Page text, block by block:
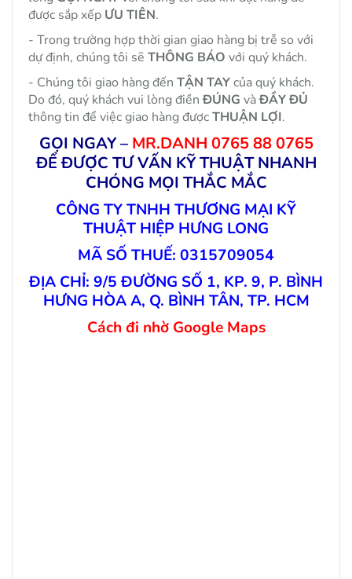
được sắp xếp ƯU TIÊN.
- Trong trường hợp thời gian giao hàng bị trễ so với
dự định, chúng tôi sẽ THÔNG BÁO với quý khách.
- Chúng tôi giao hàng đến TẬN TAYcủa quý khách.
Do đó, quý khách vui lòng điền ĐÚNG vàĐẦY ĐỦ
thông tin để việc giao hàng đượcTHUẬN LỢI.
GỌI NGAY – MR.DANH 0765 88 0765
ĐỂ ĐƯỢC TƯ VẤN KỸ THUẬT NHANH
CHÓNG MỌI THẮC MẮC
CÔNG TY TNHH THƯƠNG MẠI KỸ
THUẬT HIỆP HƯNG LONG
MÃ SỐ THUẾ: 0315709054
ĐỊA CHỈ: 9/5 ĐƯỜNG SỐ 1, KP. 9, P. BÌNH
HƯNG HÒA A, Q. BÌNH TÂN, TP. HCM
Cách đi nhờ Google Maps